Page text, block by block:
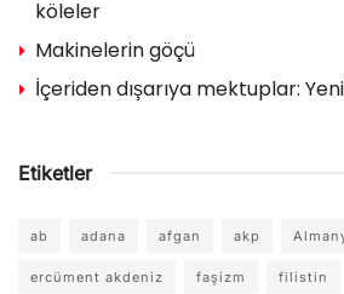
köleler
Makinelerin göçü
İçeriden dışarıya mektuplar:
Etiketler
ab adana afgan akp
ercüment akdeniz faşizm filistin